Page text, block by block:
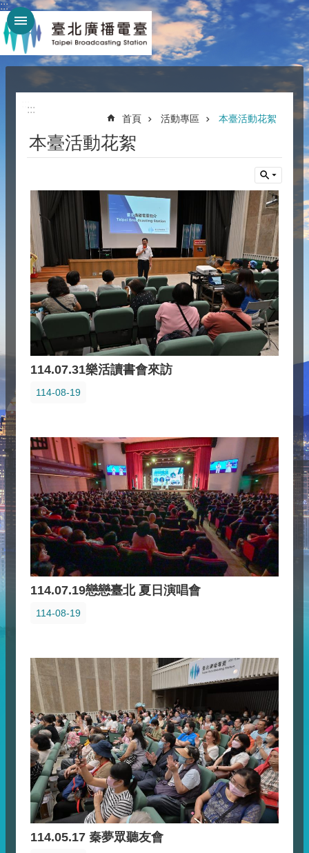
跳到主要內容區塊
:::
:::
首頁 活動專區 本臺活動花絮
本臺活動花絮
114.07.31樂活讀書會來訪
114-08-19
114.07.19戀戀臺北 夏日演唱會
114-08-19
114.05.17 秦夢眾聽友會